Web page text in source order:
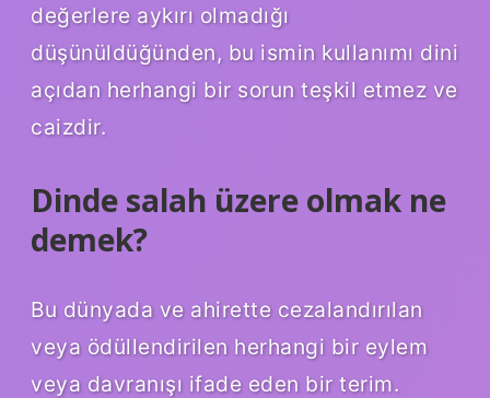
değerlere aykırı olmadığı
düşünüldüğünden, bu ismin kullanımı dini
açıdan herhangi bir sorun teşkil etmez ve
caizdir.
Dinde salah üzere olmak ne
demek?
Bu dünyada ve ahirette cezalandırılan
veya ödüllendirilen herhangi bir eylem
veya davranışı ifade eden bir terim.